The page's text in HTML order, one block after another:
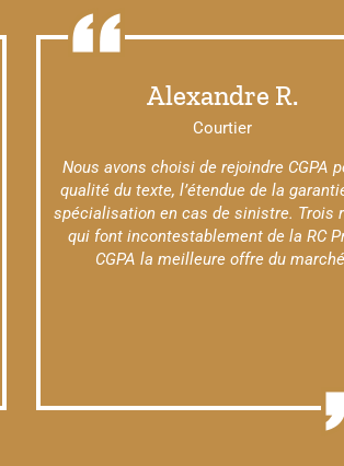
Alexandre R.
Courtier
Nous avons choisi de rejoindre CGPA
qualité du texte, l’étendue de la
spécialisation en cas de sinistre. Trois
qui font incontestablement de la RC
CGPA la meilleure offre du